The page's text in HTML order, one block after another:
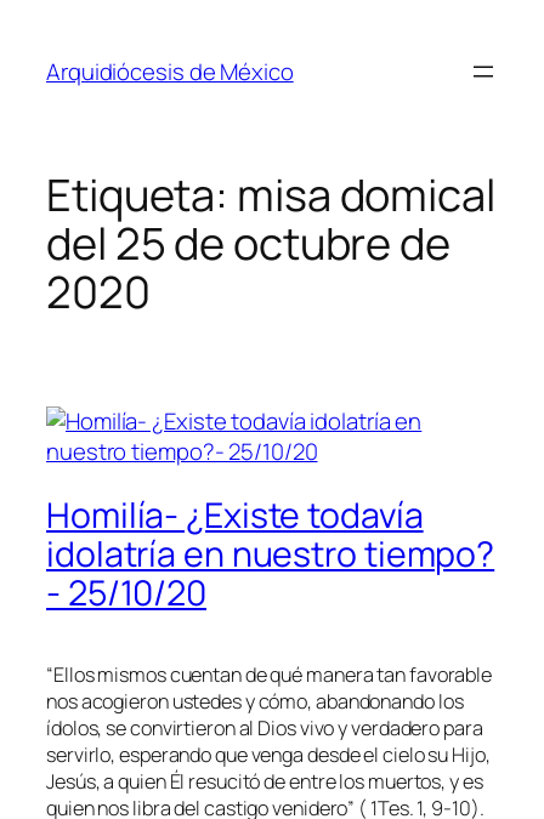
contenido
Arquidiócesis de México
Etiqueta: misa domical
del 25 de octubre de
2020
Homilía- ¿Existe todavía
idolatría en nuestro tiempo?
- 25/10/20
“Ellos mismos cuentan de qué manera tan favorable
nos acogieron ustedes y cómo, abandonando los
ídolos, se convirtieron al Dios vivo y verdadero para
servirlo, esperando que venga desde el cielo su Hijo,
Jesús, a quien Él resucitó de entre los muertos, y es
quien nos libra del castigo venidero” ( 1Tes. 1, 9-10).